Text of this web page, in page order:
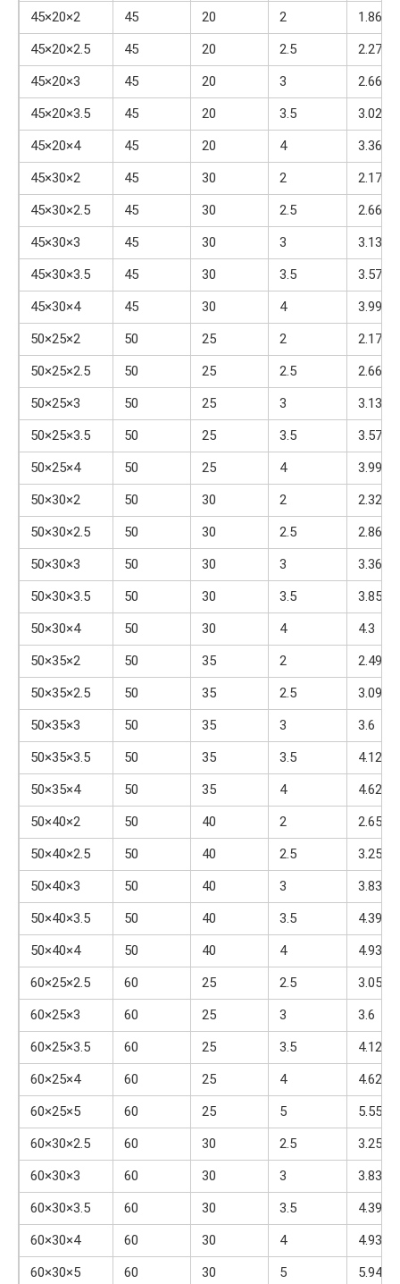
45×20×2 45 20 2
1.86
45×20×2.5
45 20 2.5
2.27
45×20×3
45 20 3
2.66
45×20×3.5
45 20 3.5
3.02
45×20×4
45 20 4
3.36
45×30×2
45 30 2
2.17
45×30×2.5
45 30 2.5
2.66
45×30×3
45 30 3
3.13
45×30×3.5
45 30 3.5
3.57
45×30×4
45 30 4
3.99
50×25×2
50 25 2
2.17
50×25×2.5
50 25 2.5
2.66
50×25×3
50 25 3
3.13
50×25×3.5
50 25 3.5
3.57
50×25×4
50 25 4
3.99
50×30×2
50 30 2
2.32
50×30×2.5
50 30 2.5
2.86
50×30×3
50 30 3
3.36
50×30×3.5
50 30 3.5
3.85
50×30×4
50 30 4
4.3
50×35×2
50 35 2
2.49
50×35×2.5
50 35 2.5
3.09
50×35×3
50 35 3
3.6
50×35×3.5
50 35 3.5
4.12
50×35×4
50 35 4
4.62
50×40×2
50 40 2
2.65
50×40×2.5
50 40 2.5
3.25
50×40×3
50 40 3
3.83
50×40×3.5
50 40 3.5
4.39
50×40×4
50 40 4
4.93
60×25×2.5
60 25 2.5
3.05
60×25×3
60 25 3
3.6
60×25×3.5
60 25 3.5
4.12
60×25×4
60 25 4
4.62
60×25×5
60 25 5
5.55
60×30×2.5
60 30 2.5
3.25
60×30×3
60 30 3
3.83
60×30×3.5
60 30 3.5
4.39
60×30×4
60 30 4
4.93
60×30×5
60 30 5
5.94